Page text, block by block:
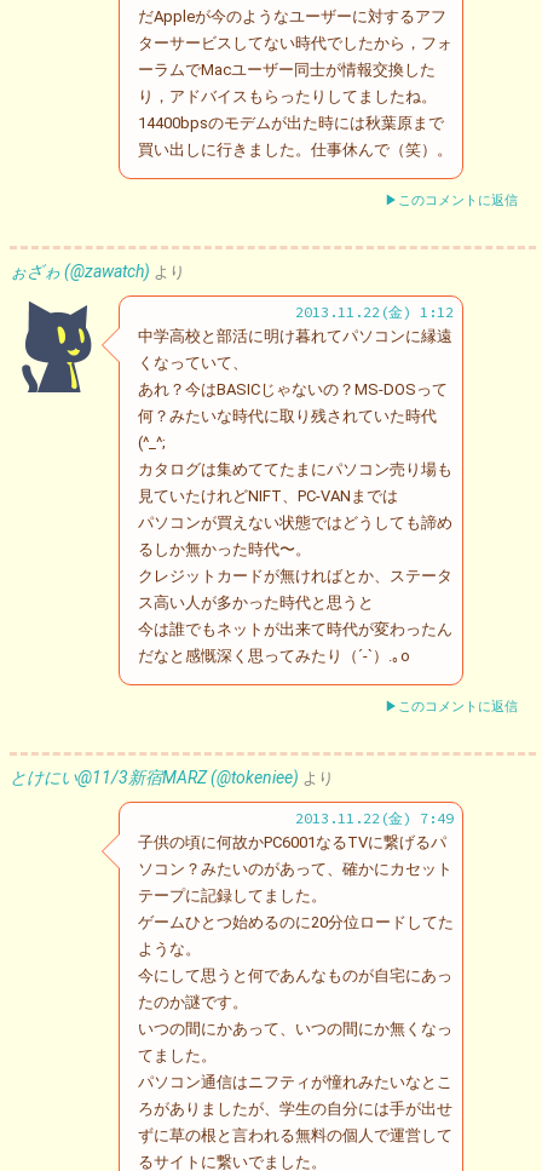
だAppleが今のようなユーザーに対するアフ
ターサービスしてない時代でしたから，フォ
ーラムでMacユーザー同士が情報交換した
り，アドバイスもらったりしてましたね。
14400bpsのモデムが出た時には秋葉原まで
買い出しに行きました。仕事休んで（笑）。
▶このコメントに返信
ぉざゎ (@zawatch) より
2013.11.22(金) 1:12
中学高校と部活に明け暮れてパソコンに縁遠
くなっていて、
あれ？今はBASICじゃないの？MS-DOSって
何？みたいな時代に取り残されていた時代
(^_^;
カタログは集めててたまにパソコン売り場も
見ていたけれどNIFT、PC-VANまでは
パソコンが買えない状態ではどうしても諦め
るしか無かった時代〜。
クレジットカードが無ければとか、ステータ
ス高い人が多かった時代と思うと
今は誰でもネットが出来て時代が変わったん
だなと感慨深く思ってみたり（´-`）.｡o
▶このコメントに返信
とけにい@11/3新宿MARZ (@tokeniee) より
2013.11.22(金) 7:49
子供の頃に何故かPC6001なるTVに繋げるパ
ソコン？みたいのがあって、確かにカセット
テープに記録してました。
ゲームひとつ始めるのに20分位ロードしてた
ような。
今にして思うと何であんなものが自宅にあっ
たのか謎です。
いつの間にかあって、いつの間にか無くなっ
てました。
パソコン通信はニフティが憧れみたいなとこ
ろがありましたが、学生の自分には手が出せ
ずに草の根と言われる無料の個人で運営して
るサイトに繋いでました。